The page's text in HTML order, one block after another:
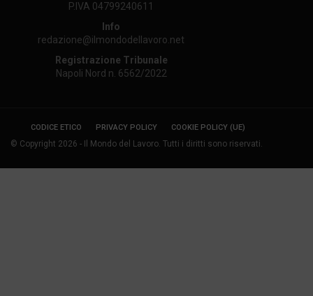
P.IVA 04799240611
Info
redazione@ilmondodellavoro.net
Registrazione Tribunale
Napoli Nord n. 6562/2022
CODICE ETICO PRIVACY POLICY COOKIE POLICY (UE)
© Copyright 2026 - Il Mondo del Lavoro. Tutti i diritti sono riservati.